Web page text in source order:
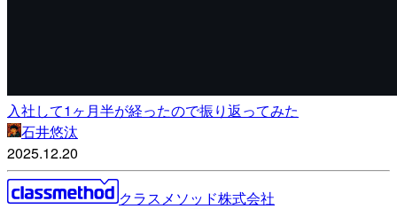
入社して1ヶ月半が経ったので振り返ってみた
石井悠汰
2025.12.20
クラスメソッド株式会社